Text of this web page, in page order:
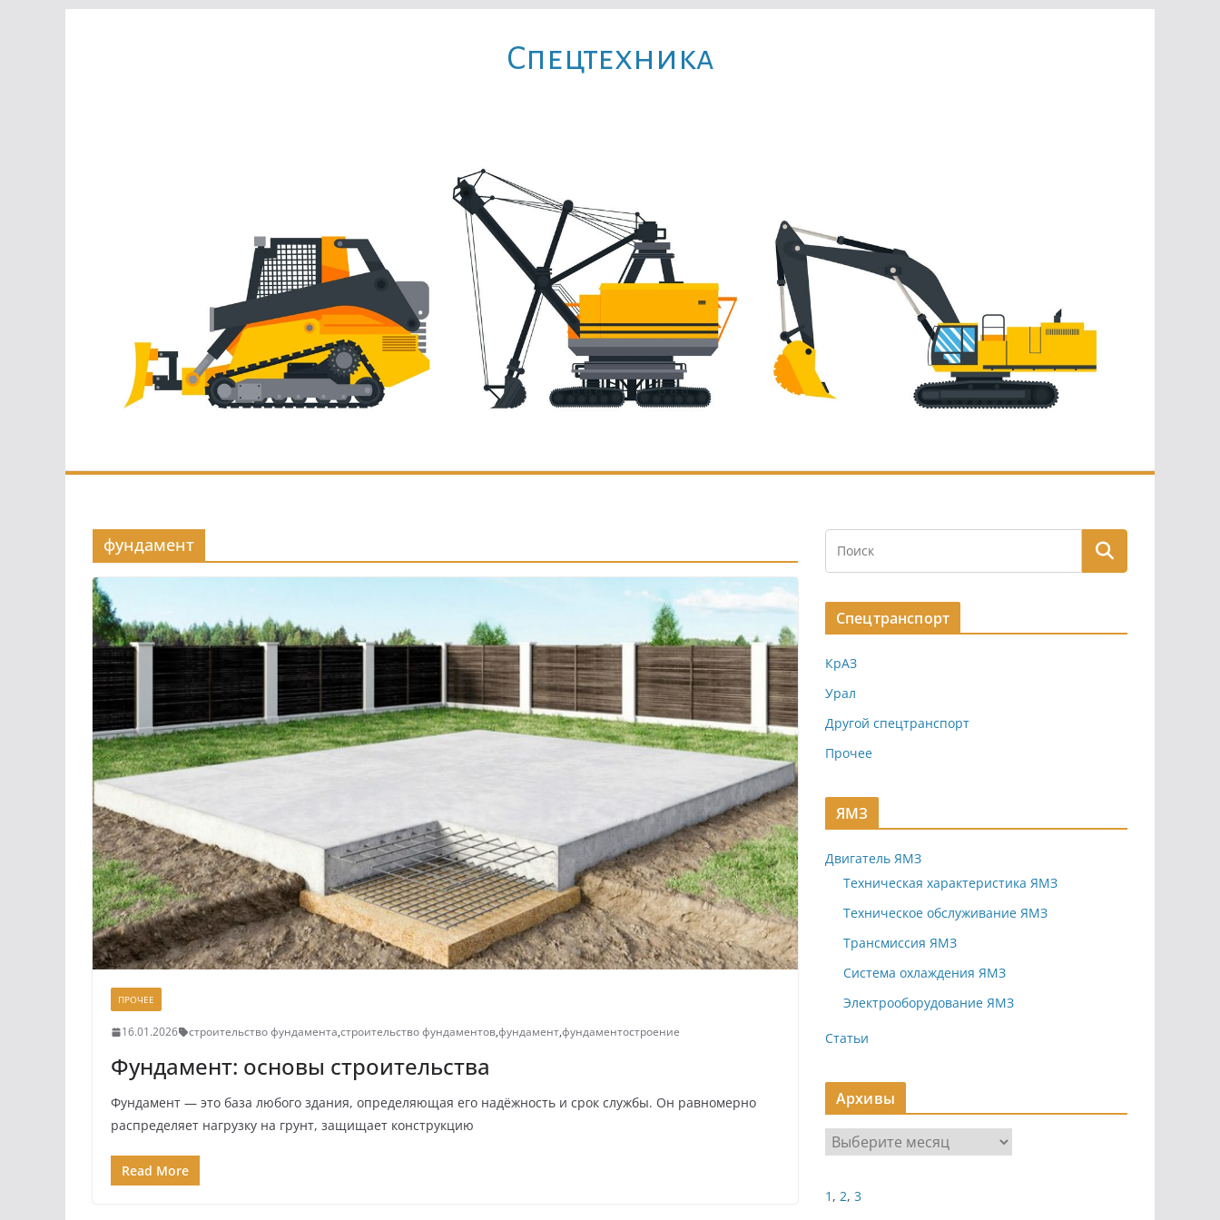
Cпецтехника
фундамент
ПРОЧЕЕ
16.01.2026 строительство фундамента,строительство фундаментов,фундамент,фундаментостроение
Фундамент: основы строительства
Фундамент — это база любого здания, определяющая его надёжность и срок службы. Он равномерно
распределяет нагрузку на грунт, защищает конструкцию
Read More
Спецтранспорт
КрАЗ
Урал
Другой спецтранспорт
Прочее
ЯМЗ
Двигатель ЯМЗ
Техническая характеристика ЯМЗ
Техническое обслуживание ЯМЗ
Трансмиссия ЯМЗ
Система охлаждения ЯМЗ
Электрооборудование ЯМЗ
Статьи
Архивы
р
и
1 , 2, 3